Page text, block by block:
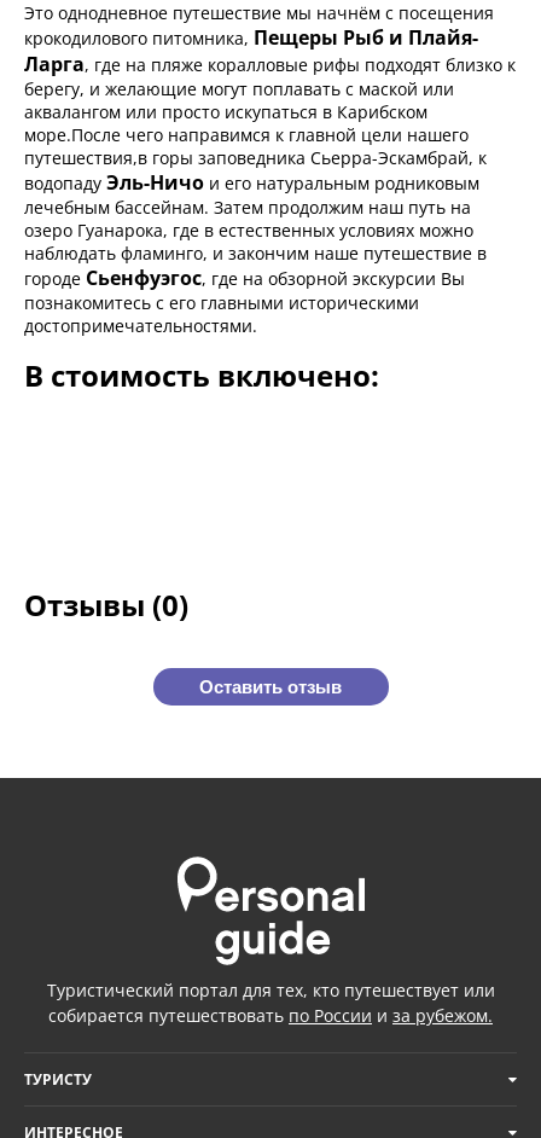
Это однодневное путешествие мы начнём с посещения
крокодилового питомника, Пещеры Рыб и Плайя-
Ларга, где на пляже коралловые рифы подходят близко к
берегу, и желающие могут поплавать с маской или
аквалангом или просто искупаться в Карибском
море.После чего направимся к главной цели нашего
путешествия,в горы заповедника Сьерра-Эскамбрай, к
водопаду Эль-Ничо и его натуральным родниковым
лечебным бассейнам. Затем продолжим наш путь на
озеро Гуанарока, где в естественных условиях можно
наблюдать фламинго, и закончим наше путешествие в
городе Сьенфуэгос, где на обзорной экскурсии Вы
познакомитесь с его главными историческими
достопримечательностями.
В стоимость включено:
Отзывы (0)
Оставить отзыв
Туристический портал для тех, кто путешествует или
собирается путешествовать по России и за рубежом.
ТУРИСТУ
ИНТЕРЕСНОЕ